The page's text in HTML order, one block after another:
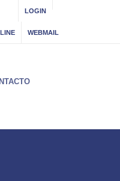
LOGIN
WEBMAIL